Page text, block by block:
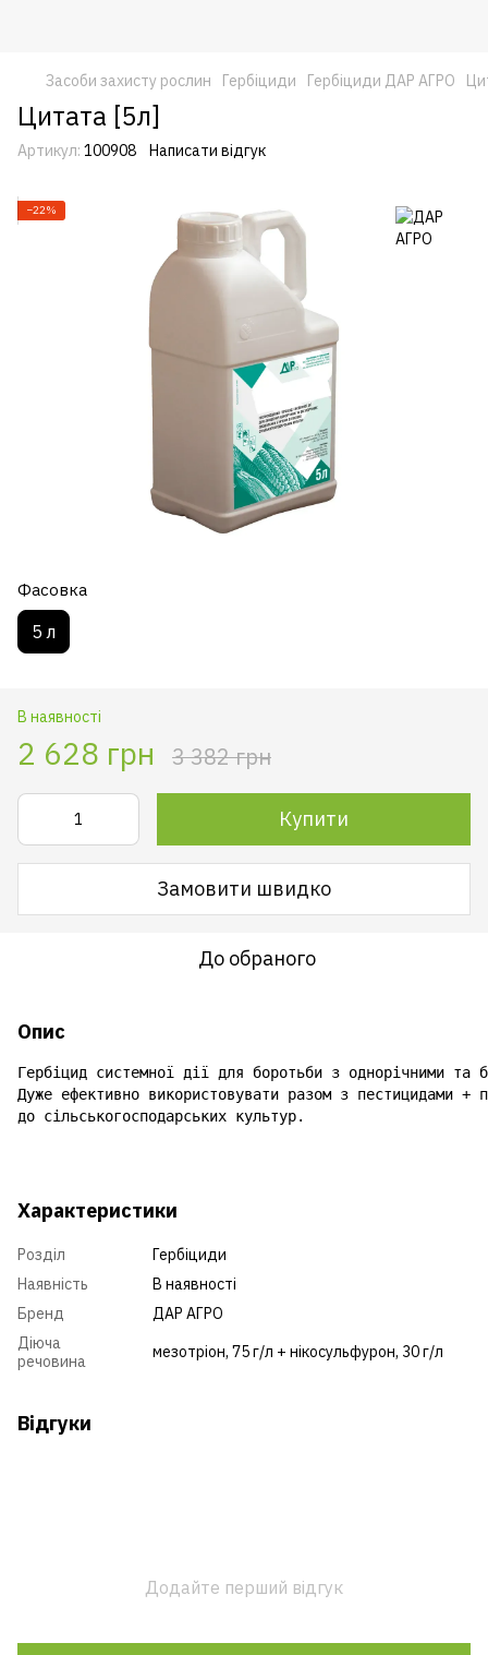
Засоби захисту рослин Гербіциди Гербіциди ДАР АГРО
Цитата [5л]
Артикул: 100908 Написати відгук
−22%
Фасовка
5 л
В наявності
2 628 грн 3 382 грн
Купити
Замовити швидко
До обраного
Опис
Гербіцид системної дії для боротьби з однорічними та
Дуже ефективно використовувати разом з пестицидами
до сільськогосподарських культур.
Характеристики
Розділ
Гербіциди
Наявність
В наявності
Бренд
ДАР АГРО
Діюча
речовина
мезотріон, 75 г/л + нікосульфурон, 30 г/л
Відгуки
Додайте перший відгук